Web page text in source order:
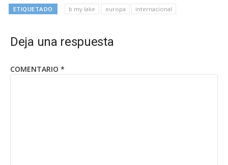
ETIQUETADO b my lake europa internacional
Deja una respuesta
COMENTARIO *